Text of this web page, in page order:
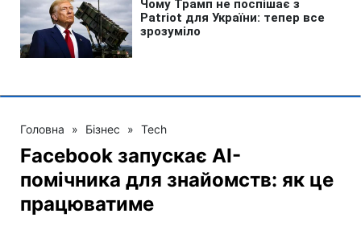
Головна » Бізнес » Tech
Facebook запускає AI-
помічника для знайомств: як це
працюватиме